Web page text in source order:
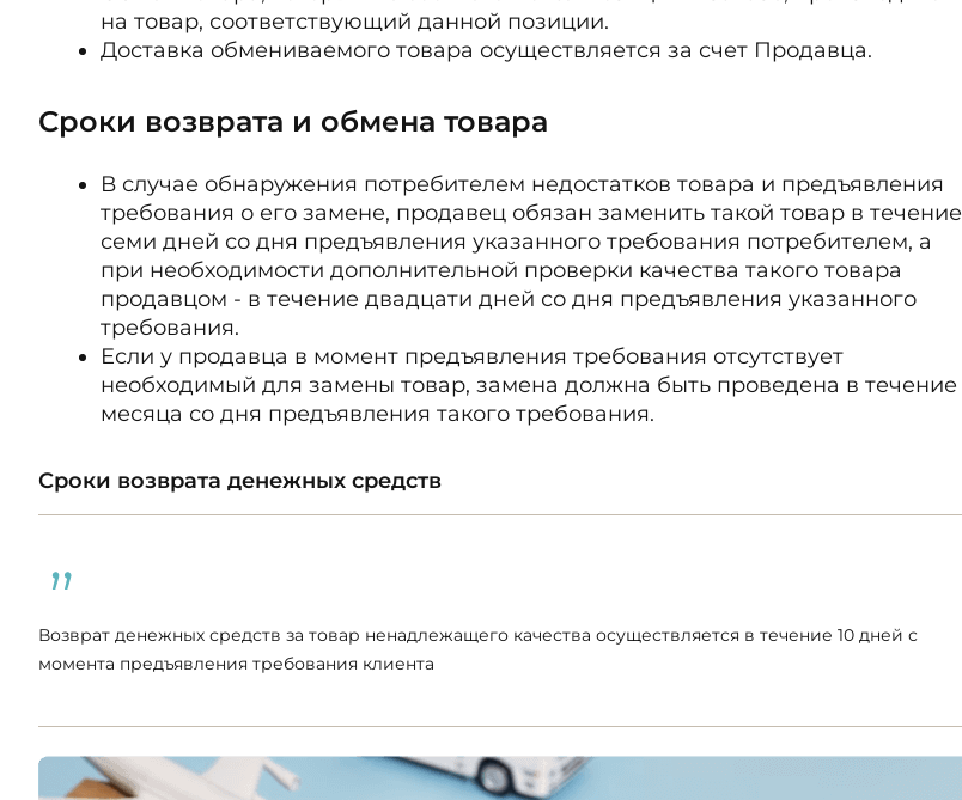
на товар, соответствующий данной позиции.
Доставка обмениваемого товара осуществляется за счет Продавца.
Сроки возврата и обмена товара
В случае обнаружения потребителем недостатков товара и предъявления
требования о его замене, продавец обязан заменить такой товар в течение
семи дней со дня предъявления указанного требования потребителем, а
при необходимости дополнительной проверки качества такого товара
продавцом - в течение двадцати дней со дня предъявления указанного
требования.
Если у продавца в момент предъявления требования отсутствует
необходимый для замены товар, замена должна быть проведена в течение
месяца со дня предъявления такого требования.
Сроки возврата денежных средств
Возврат денежных средств за товар ненадлежащего качества осуществляется в течение 10 дней с
момента предъявления требования клиента